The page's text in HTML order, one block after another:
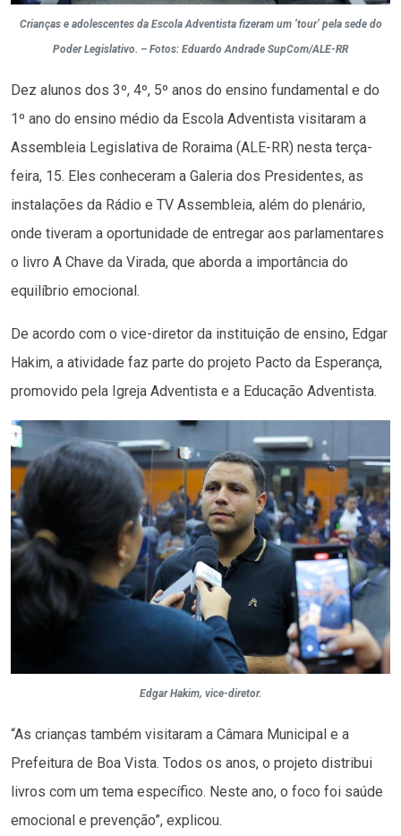
Crianças e adolescentes da Escola Adventista fizeram um ‘tour’ pela sede do
Poder Legislativo. – Fotos: Eduardo Andrade SupCom/ALE-RR
Dez alunos dos 3º, 4º, 5º anos do ensino fundamental e do
1º ano do ensino médio da Escola Adventista visitaram a
Assembleia Legislativa de Roraima (ALE-RR) nesta terça-
feira, 15. Eles conheceram a Galeria dos Presidentes, as
instalações da Rádio e TV Assembleia, além do plenário,
onde tiveram a oportunidade de entregar aos parlamentares
o livro A Chave da Virada, que aborda a importância do
equilíbrio emocional.
De acordo com o vice-diretor da instituição de ensino, Edgar
Hakim, a atividade faz parte do projeto Pacto da Esperança,
promovido pela Igreja Adventista e a Educação Adventista.
Edgar Hakim, vice-diretor.
“As crianças também visitaram a Câmara Municipal e a
Prefeitura de Boa Vista. Todos os anos, o projeto distribui
livros com um tema específico. Neste ano, o foco foi saúde
emocional e prevenção”, explicou.